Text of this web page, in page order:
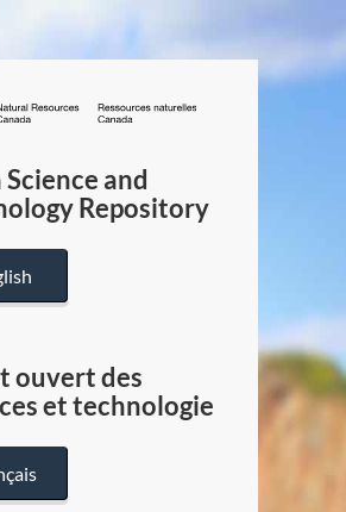
/
Canada
and
Repository
ouvert des
et technologie